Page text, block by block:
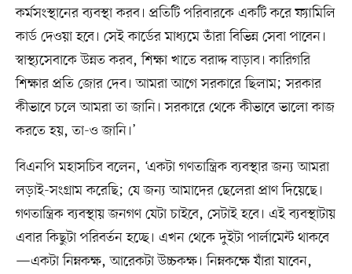
কর্মসংস্থানের ব্যবস্থা করব। প্রতিটি পরিবারকে একটি করে ফ্যামিলি
কার্ড দেওয়া হবে। সেই কার্ডের মাধ্যমে তাঁরা বিভিন্ন সেবা পাবেন।
স্বাস্থ্যসেবাকে উন্নত করব, শিক্ষা খাতে বরাদ্দ বাড়াব। কারিগরি
শিক্ষার প্রতি জোর দেব। আমরা আগে সরকারে ছিলাম; সরকার
কীভাবে চলে আমরা তা জানি। সরকারে থেকে কীভাবে ভালো কাজ
করতে হয়, তা-ও জানি।’
বিএনপি মহাসচিব বলেন, ‘একটা গণতান্ত্রিক ব্যবস্থার জন্য আমরা
লড়াই-সংগ্রাম করেছি; যে জন্য আমাদের ছেলেরা প্রাণ দিয়েছে।
গণতান্ত্রিক ব্যবস্থায় জনগণ যেটা চাইবে, সেটাই হবে। এই ব্যবস্থাটায়
এবার কিছুটা পরিবর্তন হচ্ছে। এখন থেকে দুইটা পার্লামেন্ট থাকবে
—একটা নিম্নকক্ষ, আরেকটা উচ্চকক্ষ। নিম্নকক্ষে যাঁরা যাবেন,